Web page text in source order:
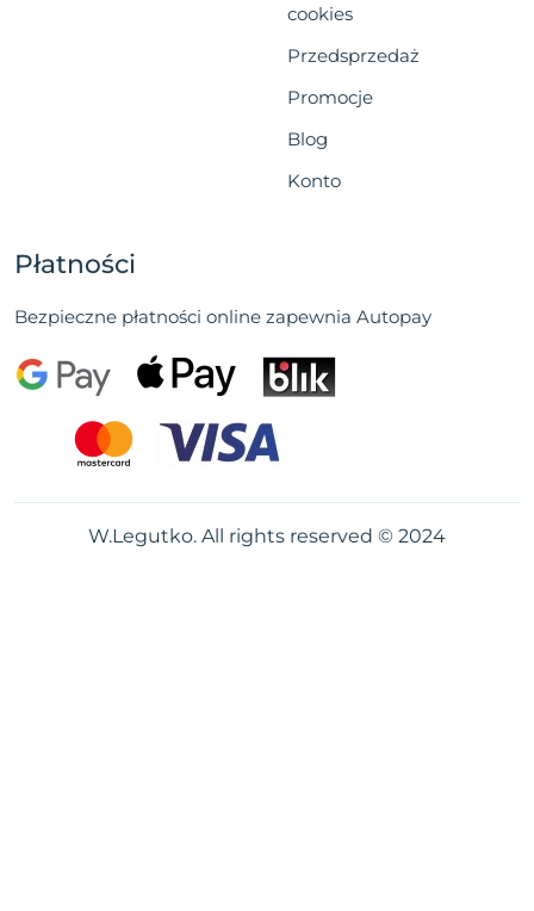
cookies
Przedsprzedaż
Promocje
Blog
Konto
Płatności
Bezpieczne płatności online zapewnia Autopay
W.Legutko. All rights reserved © 2024